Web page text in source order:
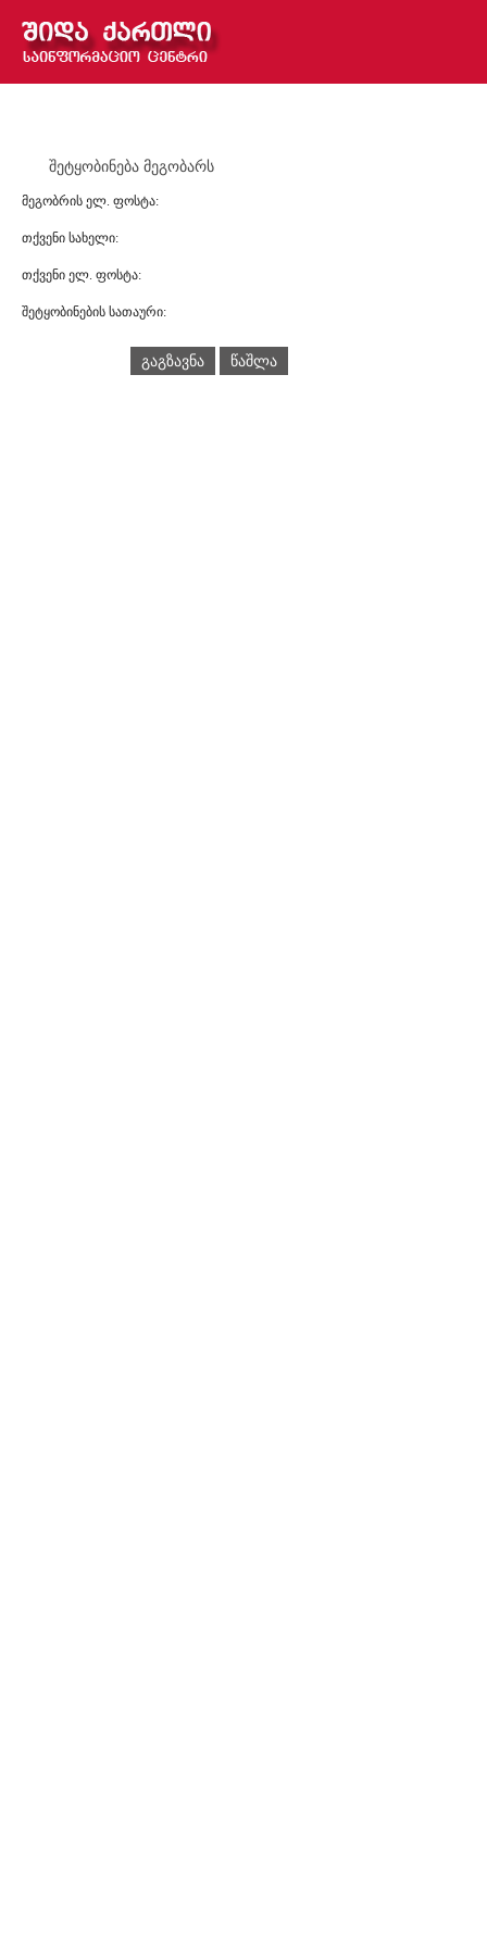
შეტყობინება მეგობარს
მეგობრის ელ. ფოსტა:
თქვენი სახელი:
თქვენი ელ. ფოსტა:
შეტყობინების სათაური:
გაგზავნა წაშლა